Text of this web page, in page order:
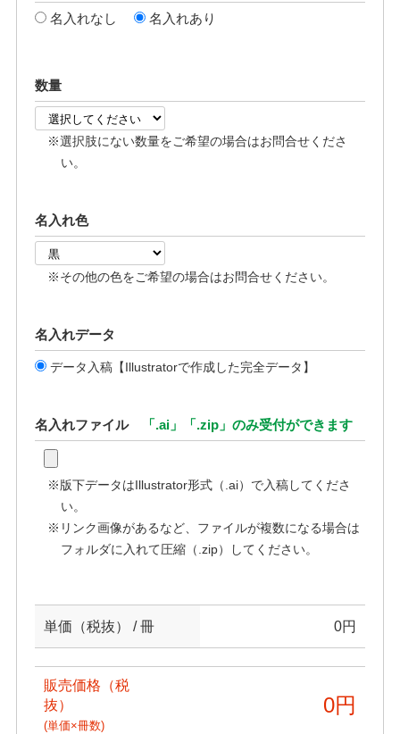
名入れなし 名入れあり
数量
※選択肢にない数量をご希望の場合はお問合せくださ
い。
名入れ色
※その他の色をご希望の場合はお問合せください。
名入れデータ
データ入稿【Illustratorで作成した完全データ】
名入れファイル「.ai」「.zip」のみ受付ができます
※版下データはIllustrator形式（.ai）で入稿してくださ
い。
※リンク画像があるなど、ファイルが複数になる場合は
フォルダに入れて圧縮（.zip）してください。
単価（税抜） / 冊 0円
販売価格（税
抜）
(単価×冊数)
0円